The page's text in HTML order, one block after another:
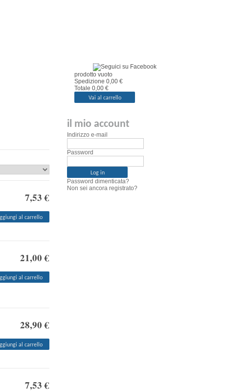
7,53 €
al carrello
21,00 €
al carrello
28,90 €
al carrello
7,53 €
prodotto vuoto
Spedizione 0,00 €
Totale 0,00 €
Vai al carrello
il mio account
Indirizzo e-mail
Password
Password dimenticata?
Non sei ancora registrato?